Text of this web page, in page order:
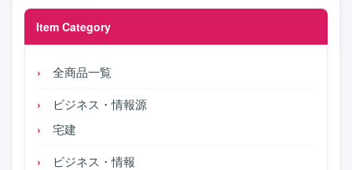
Item Category
全商品一覧
ビジネス・情報源
宅建
ビジネス・情報